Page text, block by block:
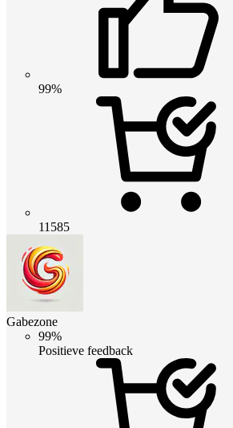
99%
11585
Gabezone
99%
Positieve feedback